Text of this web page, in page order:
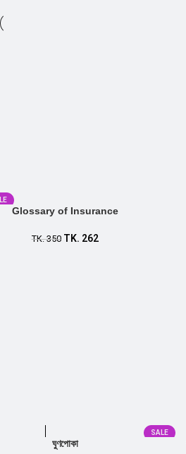
Add to cart
Glossary of Insurance
TK.350 TK. 262
ঘুণপোকা
SALE